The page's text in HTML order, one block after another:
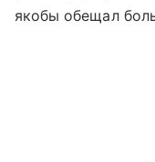
якобы обещал